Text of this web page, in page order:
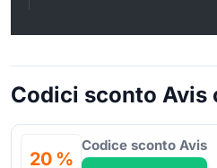
Codici sconto Avis
20 %
Codice sconto Avis